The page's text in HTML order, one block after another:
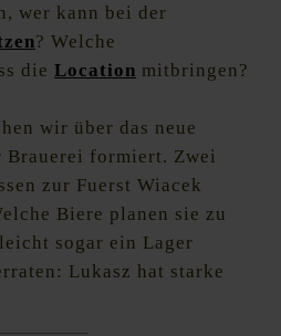
wer kann bei der
? Welche
die Location mitbringen?
wir über das neue
Brauerei formiert. Zwei
zur Fuerst Wiacek
Biere planen sie zu
sogar ein Lager
Lukasz hat starke